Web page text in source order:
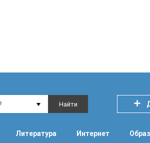
Найти
Литература Интернет